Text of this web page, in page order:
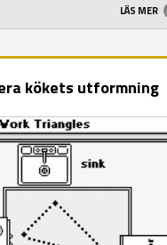
LÄS MER
kökets utformning